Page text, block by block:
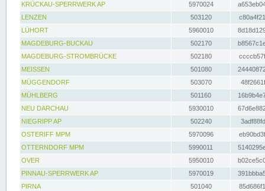
KRÜCKAU-SPERRWERK AP
5970024
LENZEN
503120
LÜHORT
5960010
MAGDEBURG-BUCKAU
502170
MAGDEBURG-STROMBRÜCKE
502180
MEISSEN
501080
MÜGGENDORF
503070
MÜHLBERG
501160
NEU DARCHAU
5930010
NIEGRIPP AP
502240
OSTERIFF MPM
5970096
OTTERNDORF MPM
5990011
OVER
5950010
PINNAU-SPERRWERK AP
5970019
PIRNA
501040